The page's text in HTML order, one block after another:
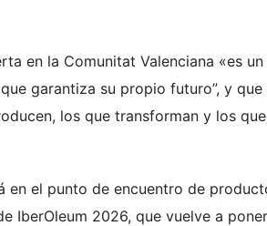
en la Comunitat Valenciana «es un
garantiza su propio futuro”, y que
los que transforman y los que
en el punto de encuentro de
IberOleum 2026, que vuelve a